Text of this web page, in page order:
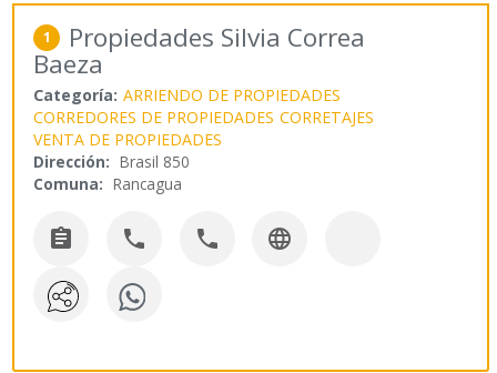
1 Propiedades Silvia Correa
Baeza
Categoría: ARRIENDO DE PROPIEDADES
CORREDORES DE PROPIEDADES CORRETAJES
VENTA DE PROPIEDADES
Dirección: Brasil 850
Comuna: Rancagua
   